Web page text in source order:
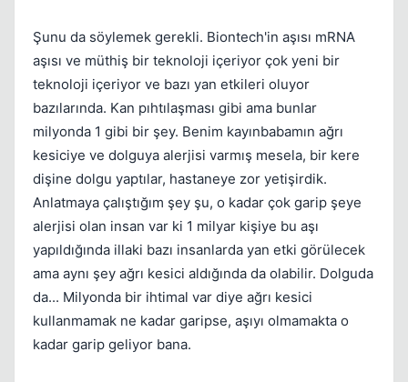
Şunu da söylemek gerekli. Biontech'in aşısı mRNA
aşısı ve müthiş bir teknoloji içeriyor çok yeni bir
teknoloji içeriyor ve bazı yan etkileri oluyor
bazılarında. Kan pıhtılaşması gibi ama bunlar
milyonda 1 gibi bir şey. Benim kayınbabamın ağrı
kesiciye ve dolguya alerjisi varmış mesela, bir kere
dişine dolgu yaptılar, hastaneye zor yetişirdik.
Anlatmaya çalıştığım şey şu, o kadar çok garip şeye
alerjisi olan insan var ki 1 milyar kişiye bu aşı
yapıldığında illaki bazı insanlarda yan etki görülecek
ama aynı şey ağrı kesici aldığında da olabilir. Dolguda
da... Milyonda bir ihtimal var diye ağrı kesici
kullanmamak ne kadar garipse, aşıyı olmamakta o
kadar garip geliyor bana.